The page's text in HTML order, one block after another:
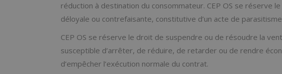
réduction à destination du consommateur. CEP OS se réserve
déloyale ou contrefaisante, constitutive d’un acte de
CEP OS se réserve le droit de suspendre ou de résoudre la
susceptible d’arrêter, de réduire, de retarder ou de rendre
d’empêcher l’exécution normale du contrat.